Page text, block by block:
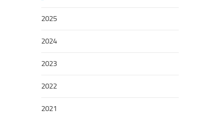
2025
2024
2023
2022
2021